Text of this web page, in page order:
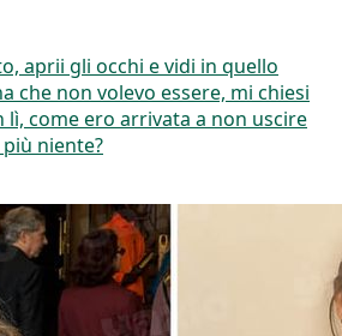
aprii gli occhi e vidi in quello
che non volevo essere, mi chiesi
come ero arrivata a non uscire
niente?